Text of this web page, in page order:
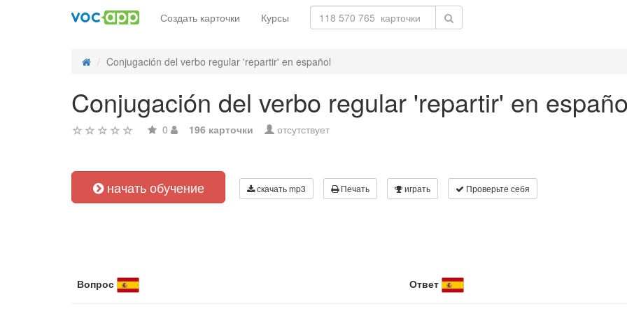
Создать карточки Курсы
Conjugación del verbo regular 'repartir' en español
Conjugación del verbo regular 'repartir' en
0 196 карточки отсутствует
начать обучение скачать mp3 Печать играть Проверьте себя
Вопрос Ответ